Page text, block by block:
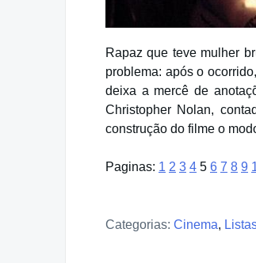
Rapaz que teve mulher
problema: após o
deixa a mercê de
Christopher Nolan,
construção do filme o
Paginas: 1 2 3 4 5 6 7 8 9
Categorias: Cinema,